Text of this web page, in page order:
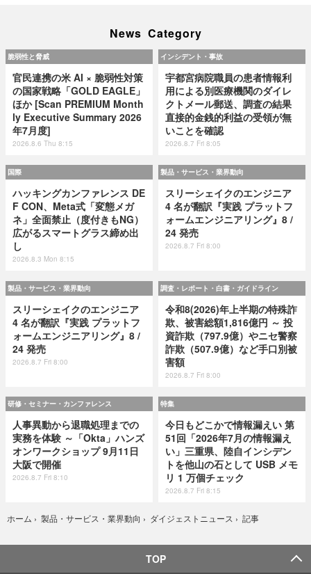
News Category
脆弱性と脅威
官民連携の米 AI × 脆弱性対策
の国家戦略「GOLD EAGLE」
ほか [Scan PREMIUM Month
ly Executive Summary 2026
年7月度]
2026.8.6 Thu 8:15
インシデント・事故
宇都宮病院職員の患者情報利
用による別医療機関のダイレ
クトメール郵送、調査の結果
直接的金銭的利益の受領が無
いことを確認
2026.8.7 Fri 8:05
国際
ハッキングカンファレンス DE
F CON、Meta式「変態メガ
ネ」全面禁止（度付きもNG）
広がるスマートグラス締め出
し
2026.8.3 Mon 8:15
製品・サービス・業界動向
スリーシェイクのエンジニア
4 名が翻訳『実践 プラットフ
ォームエンジニアリング』8 /
24 発売
2026.8.7 Fri 8:00
製品・サービス・業界動向
スリーシェイクのエンジニア
4 名が翻訳『実践 プラットフ
ォームエンジニアリング』8 /
24 発売
2026.8.7 Fri 8:00
調査・レポート・白書・ガイドライン
令和8(2026)年上半期の特殊詐
欺、被害総額1,816億円 ～ 投
資詐欺（797.9億）やニセ警察
詐欺（507.9億）など手口別被
害額
2026.8.7 Fri 8:00
研修・セミナー・カンファレンス
人事異動から退職処理までの
実務を体験 ～「Okta」ハンズ
オンワークショップ 9月11日
大阪で開催
2026.8.7 Fri 8:10
特集
今日もどこかで情報漏えい 第
51回「2026年7月の情報漏え
い」三重県、陸自インシデン
トを他山の石として USB メモ
リ 1 万個チェック
2026.8.7 Fri 8:15
ホーム › 製品・サービス・業界動向 › ダイジェストニュース › 記事
TOP